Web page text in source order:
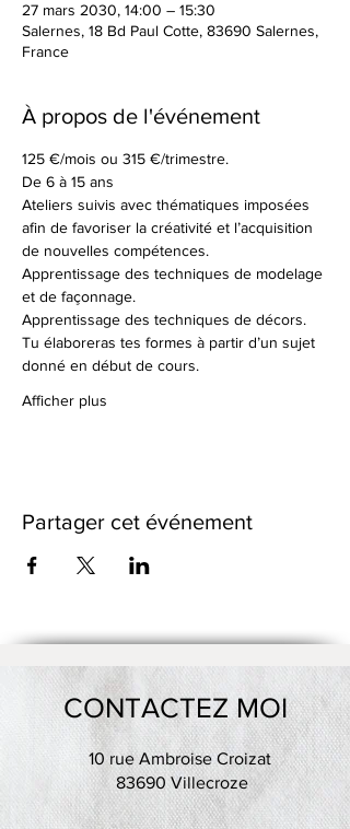
27 mars 2030, 14:00 – 15:30
Salernes, 18 Bd Paul Cotte, 83690 Salernes,
France
À propos de l'événement
125 €/mois ou 315 €/trimestre.
De 6 à 15 ans
Ateliers suivis avec thématiques imposées
afin de favoriser la créativité et l’acquisition
de nouvelles compétences.
Apprentissage des techniques de modelage
et de façonnage.
Apprentissage des techniques de décors.
Tu élaboreras tes formes à partir d’un sujet
donné en début de cours.
Afficher plus
Partager cet événement
CONTACTEZ MOI
10 rue Ambroise Croizat
83690 Villecroze